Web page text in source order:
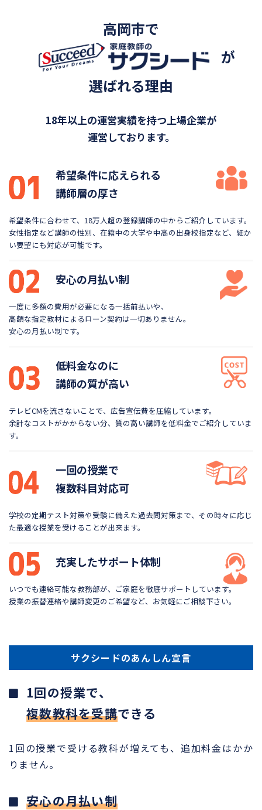
高岡市で
が
選ばれる理由
18年以上の運営実績を持つ上場企業が
運営しております。
希望条件に応えられる
講師層の厚さ
希望条件に合わせて、18万人超の登録講師の中から ご紹介しています。
女性指定など講師の性別、在籍中の大学や中高の出身校指定など、細か
い要望にも対応が可能です。
安心の月払い制
一度に多額の費用が必要になる一括前払いや、
高額な指定教材によるローン契約は一切ありません。
安心の月払い制です。
低料金なのに
講師の質が高い
テレビCMを流さないことで、広告宣伝費を圧縮しています。
余計なコストがかからない分、質の高い講師を低料金でご紹介していま
す。
一回の授業で
複数科目対応可
学校の定期テスト対策や受験に備えた過去問対策まで、 その時々に応じ
た最適な授業を受けることが出来ます。
充実したサポート体制
いつでも連絡可能な教務部が、ご家庭を徹底サポートしています。
授業の振替連絡や講師変更のご希望など、お気軽にご相談下さい。
サクシードのあんしん宣言
1回の授業で、
複数教科を受講できる
1回の授業で受ける教科が増えても、追加料金はかか
りません。
安心の月払い制